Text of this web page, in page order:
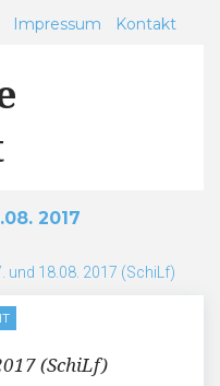
Impressum Kontakt
2017
und 18.08. 2017 (SchiLf)
(SchiLf)